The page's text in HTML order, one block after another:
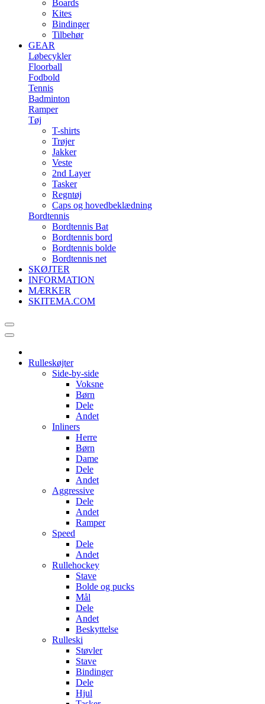
Boards
Kites
Bindinger
Tilbehør
GEAR
Løbecykler
Floorball
Fodbold
Tennis
Badminton
Ramper
Tøj
T-shirts
Trøjer
Jakker
Veste
2nd Layer
Tasker
Regntøj
Caps og hovedbeklædning
Bordtennis
Bordtennis Bat
Bordtennis bord
Bordtennis bolde
Bordtennis net
SKØJTER
INFORMATION
MÆRKER
SKITEMA.COM
Rulleskøjter
Side-by-side
Voksne
Børn
Dele
Andet
Inliners
Herre
Børn
Dame
Dele
Andet
Aggressive
Dele
Andet
Ramper
Speed
Dele
Andet
Rullehockey
Stave
Bolde og pucks
Mål
Dele
Andet
Beskyttelse
Rulleski
Støvler
Stave
Bindinger
Dele
Hjul